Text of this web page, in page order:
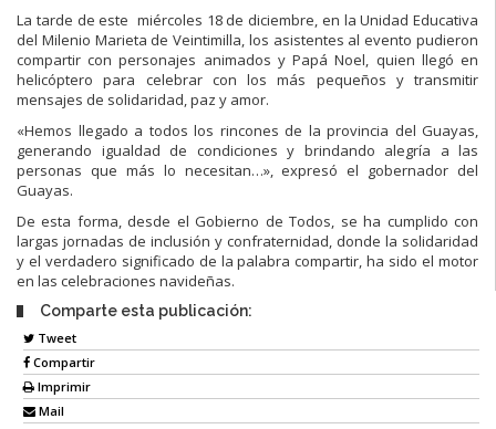
La tarde de este miércoles 18 de diciembre, en la Unidad Educativa
del Milenio Marieta de Veintimilla, los asistentes al evento pudieron
compartir con personajes animados y Papá Noel, quien llegó en
helicóptero para celebrar con los más pequeños y transmitir
mensajes de solidaridad, paz y amor.
«Hemos llegado a todos los rincones de la provincia del Guayas,
generando igualdad de condiciones y brindando alegría a las
personas que más lo necesitan…», expresó el gobernador del
Guayas.
De esta forma, desde el Gobierno de Todos, se ha cumplido con
largas jornadas de inclusión y confraternidad, donde la solidaridad
y el verdadero significado de la palabra compartir, ha sido el motor
en las celebraciones navideñas.
Comparte esta publicación:
Tweet
Compartir
Imprimir
Mail